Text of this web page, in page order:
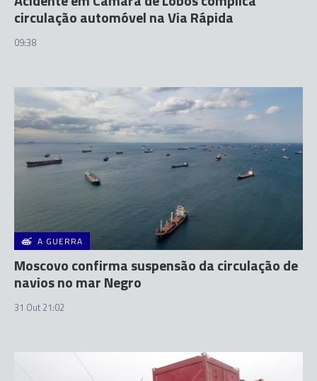
circulação automóvel na Via Rápida
09:38
A GUERRA
Moscovo confirma suspensão da circulação de
navios no mar Negro
31 Out 21:02